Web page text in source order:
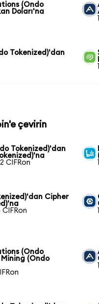
(Ondo
Doları'na
Tokenized)'dan
çevirin
Tokenized)'dan
CIFRon
Cipher
(Ondo
(Ondo